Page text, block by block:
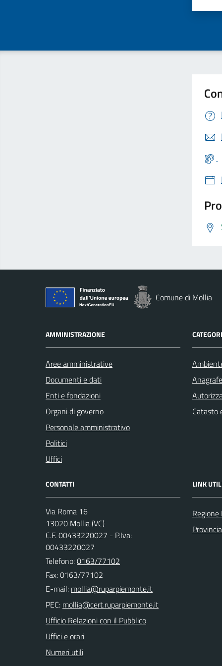
Comune di Mollia
AMMINISTRAZIONE
Aree amministrative
Documenti e dati
Enti e fondazioni
Organi di governo
Personale amministrativo
Politici
Uffici
Catasto
CONTATTI
Via Roma 16
13020 Mollia (VC)
C.F. 00433220027 - P.Iva:
00433220027
Telefono:0163/77102
Fax: 0163/77102
E-mail:
PEC:
Ufficio Relazioni con il Pubblico
Uffici e orari
Numeri utili
LINK